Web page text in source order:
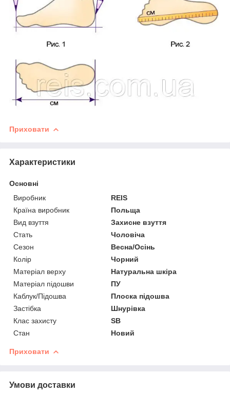
Приховати
Характеристики
Основні
Виробник
REIS
Країна виробник
Польща
Вид взуття
Захисне взуття
Стать
Чоловіча
Сезон
Весна/Осінь
Колір
Чорний
Матеріал верху
Натуральна шкіра
Матеріал підошви
ПУ
Каблук/Підошва
Плоска підошва
Застібка
Шнурівка
Клас захисту
SB
Стан
Новий
Приховати
Умови доставки